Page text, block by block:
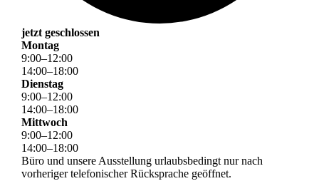
jetzt geschlossen
Montag
9:00–12:00
14:00–18:00
Dienstag
9:00–12:00
14:00–18:00
Mittwoch
9:00–12:00
14:00–18:00
Büro und unsere Ausstellung urlaubsbedingt nur nach
vorheriger telefonischer Rücksprache geöffnet.